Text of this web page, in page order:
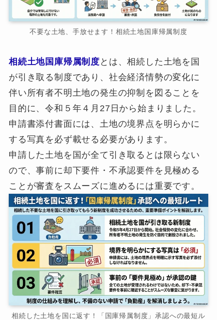
不要な土地、手放せます！相続土地国庫帰属制度
相続土地国庫帰属制度 とは、相続した土地を国
が引き取る制度であり、社会経済情勢の変化に
伴い所有者不明土地の発生の抑制を図ることを
目的に、令和５年４月27日から始まりました。
申請書添付書面には、土地の境界点を明らかに
する写真を必ず載せる必要があります。
申請した土地を国が全て引き取るとは限らない
ので、事前に却下要件・不承認要件を見極める
ことが審査をスムーズに進めるには重要です。
相続した土地を国に返す！「国庫帰属制度」承認への最短ル